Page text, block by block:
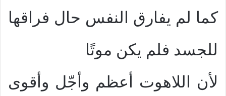
كما لم يفارق النفس حال فراقها
للجسد فلم يكن موتًا
لأن اللاهوت أعظم وأجّل وأقوى